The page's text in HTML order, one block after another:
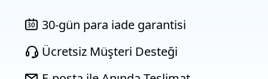
30-gün para iade garantisi
Ücretsiz Müşteri Desteği